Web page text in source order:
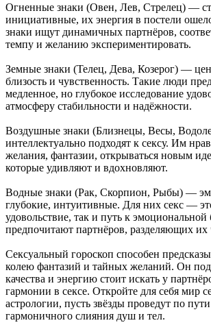
Огненные знаки (Овен, Лев, Стрелец) —
инициативные, их энергия в постели
знаки ищут динамичных партнёров,
темпу и желанию экспериментировать.
Земные знаки (Телец, Дева, Козерог) —
близость и чувственность. Такие люди
медленное, но глубокое исследование
атмосферу стабильности и надёжности.
Воздушные знаки (Близнецы, Весы,
интеллектуально подходят к сексу. Им
желания, фантазии, открываться новым
которые удивляют и вдохновляют.
Водные знаки (Рак, Скорпион, Рыбы) —
глубокие, интуитивные. Для них секс —
удовольствие, так и путь к
предпочитают партнёров, разделяющих их
Сексуальный гороскоп способен
колею фантазий и тайных желаний. Он
качества и энергию стоит искать у
гармонии в сексе. Откройте для себя мир
астрологии, пусть звёзды проведут по
гармоничного слияния душ и тел.